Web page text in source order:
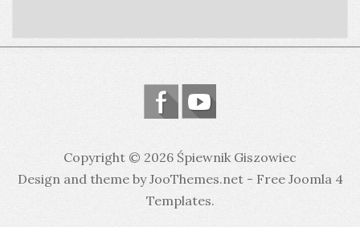
Copyright © 2026 Śpiewnik Giszowiec
Design and theme by JooThemes.net - Free Joomla 4
Templates.